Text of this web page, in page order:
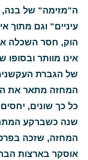
ה"מזימה" של בנה,
עיניים" וגם מתוך
הוק, חסר השכלה
אינו מוותר
של הגברת
המחזה מתאר את
כל כך שונים,
שנה כשברקע
המחזה, שזכה
אוסקר בארצות